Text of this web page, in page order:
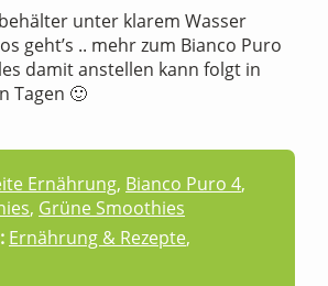
unter klarem Wasser
geht’s .. mehr zum Bianco Puro
damit anstellen kann folgt in
Tagen 🙂
Ernährung, Bianco Puro 4,
, Grüne Smoothies
Ernährung & Rezepte,